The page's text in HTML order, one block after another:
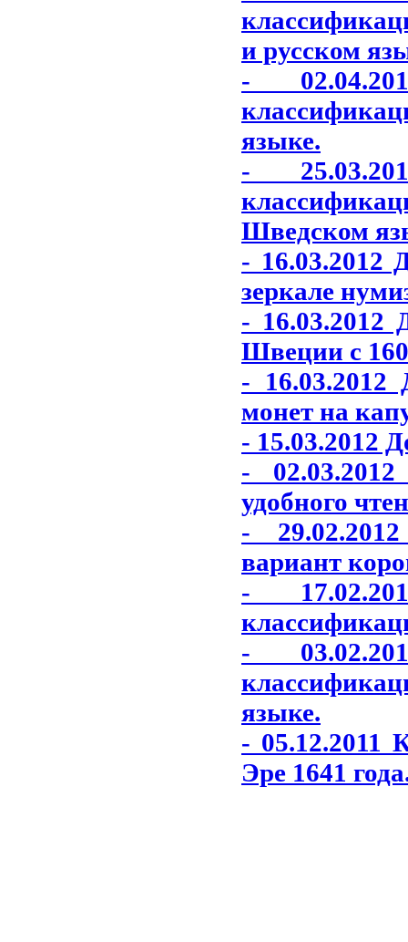
и русском
-
языке.
-
Шведском
- 16.03.2012
зеркале
- 16.03.2012
Швеции с
-
монет на
- 15.03.2012
-
удобного
-
вариант
-
-
языке.
- 05.12.2011
Эре 1641